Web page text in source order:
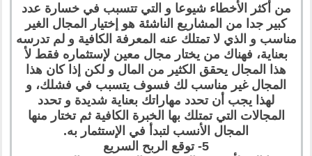
من أكثر الأخطاء شيوعا و التي تتسبب في خسارة عدد
كبير جدا من المشاريع الناشئة هو إختيار المجال الغير
مناسب و الذي لا تمتلك عنه المعرفة الكافية و لم تدرسه
بعناية، فهناك من يختار مجال معين لإستثماره فقط لأ
هذا المجال يحقق الكثير من المال و لكن إذا كان هذا
المجال غير مناسب لك فسوف يتسبب في فشلك، و
لهذا يجب أن تحدد مهاراتك بعناية شديدة و تحدد
المجالات التي تمتلك بها الخبرة الكافية ثم تختار منها
المجال الأنسب لتبدأ في الإستثمار به.
5- توقع الربح السريع